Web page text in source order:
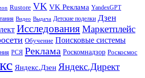
Rustore VK VK Реклама YandexGPT
Видео Выдача Детские поделки Дзен
ИсследованияМаркетплейс
Обучение Поисковые системы
РСЯ Реклама Роскомнадзор Роскосмос
Яндекс.Дзен Яндекс.Директ